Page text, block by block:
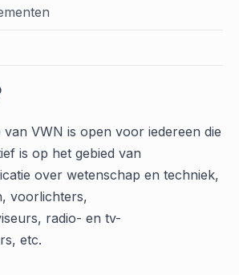
van VWN is open voor iedereen die
is op het gebied van
over wetenschap en techniek,
voorlichters,
radio- en tv-
etc.